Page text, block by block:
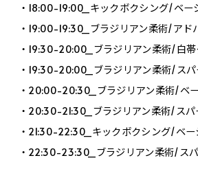
・18:00-19:00_キックボクシング/ベー
・19:00-19:30_ブラジリアン柔術/アド
・19:30-20:00_ブラジリアン柔術/白帯
・19:30-20:00_ブラジリアン柔術/ス
・20:00-20:30_ブラジリアン柔術/ベ
・20:30-21:30_ブラジリアン柔術/スパ
・21:30-22:30_キックボクシング/ベー
・22:30-23:30_ブラジリアン柔術/ス